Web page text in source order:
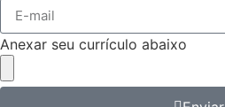
Anexar seu currículo abaixo